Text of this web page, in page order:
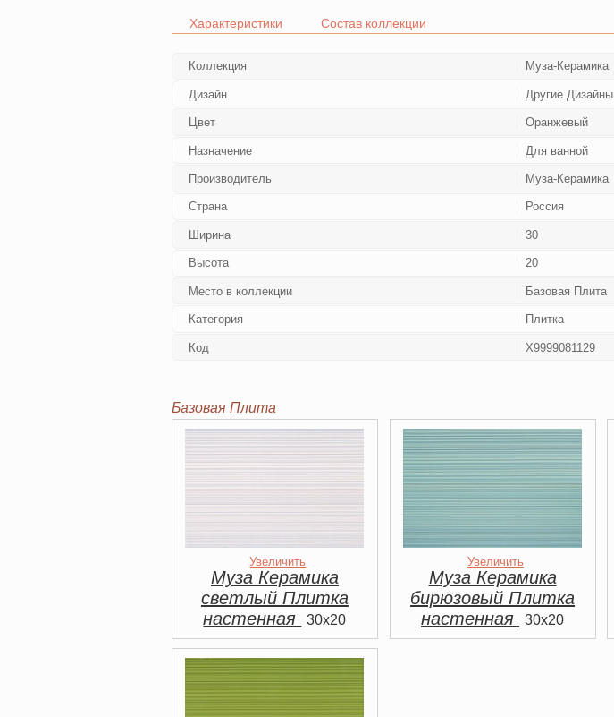
Характеристики Состав коллекции
Коллекция Муза-Керамика
Дизайн Другие Дизайны
Цвет Оранжевый
Назначение Для ванной
Производитель Муза-Керамика
Страна Россия
Ширина 30
Высота 20
Место в коллекции Базовая Плита
Категория Плитка
Код Х9999081129
Базовая Плита
Увеличить
Муза Керамика
светлый Плитка
настенная
30x20
Увеличить
Муза Керамика
бирюзовый Плитка
настенная
30x20